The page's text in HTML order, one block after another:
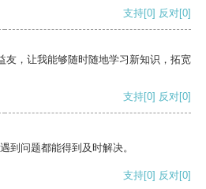
支持[0] 反对[0]
友，让我能够随时随地学习新知识，拓宽
支持[0] 反对[0]
到问题都能得到及时解决。
支持[0] 反对[0]